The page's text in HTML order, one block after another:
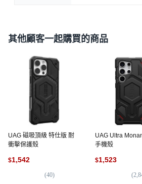
其他顧客一起購買的商品
UAG 磁吸頂級 特仕版 耐
衝擊保護殼
$1,542
(40)
UAG Ultra
手機殼
$1,523
(